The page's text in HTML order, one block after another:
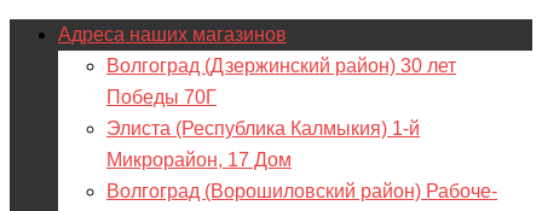
Адреса наших магазинов
Волгоград (Дзержинский район) 30 лет
Победы 70Г
Элиста (Республика Калмыкия) 1-й
Микрорайон, 17 Дом
Волгоград (Ворошиловский район) Рабоче-